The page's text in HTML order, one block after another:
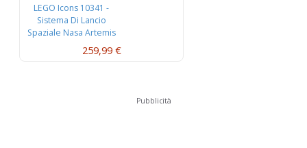
LEGO Icons 10341 -
Sistema Di Lancio
Spaziale Nasa Artemis
259,99 €
Pubblicità